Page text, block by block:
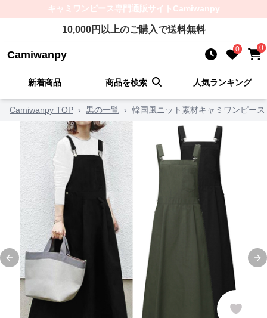
キャミワンピース専門通販サイト Camiwanpy
10,000円以上のご購入で送料無料
Camiwanpy 0 0
新着商品 商品を検索 人気ランキング
Camiwanpy TOP › 黒の一覧 › 韓国風ニット素材キャミワンピー
Previous slide